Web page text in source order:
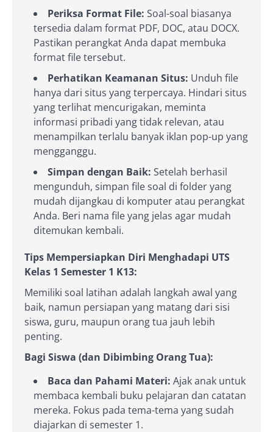
Periksa Format File: Soal-soal biasanya
tersedia dalam format PDF, DOC, atau DOCX.
Pastikan perangkat Anda dapat membuka
format file tersebut.
Perhatikan Keamanan Situs: Unduh file
hanya dari situs yang terpercaya. Hindari situs
yang terlihat mencurigakan, meminta
informasi pribadi yang tidak relevan, atau
menampilkan terlalu banyak iklan pop-up yang
mengganggu.
Simpan dengan Baik: Setelah berhasil
mengunduh, simpan file soal di folder yang
mudah dijangkau di komputer atau perangkat
Anda. Beri nama file yang jelas agar mudah
ditemukan kembali.
Tips Mempersiapkan Diri Menghadapi UTS
Kelas 1 Semester 1 K13:
Memiliki soal latihan adalah langkah awal yang
baik, namun persiapan yang matang dari sisi
siswa, guru, maupun orang tua jauh lebih
penting.
Bagi Siswa (dan Dibimbing Orang Tua):
Baca dan Pahami Materi: Ajak anak untuk
membaca kembali buku pelajaran dan catatan
mereka. Fokus pada tema-tema yang sudah
diajarkan di semester 1.